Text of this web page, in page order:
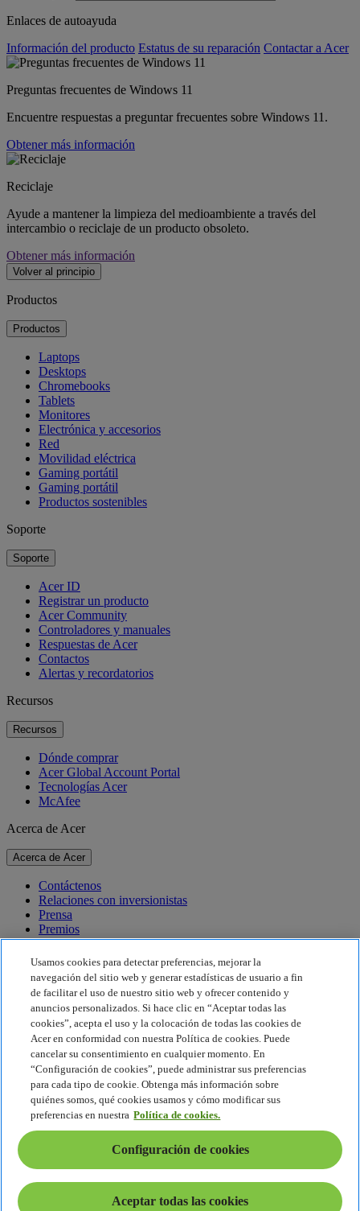
Enlaces de autoayuda
Información del producto Estatus de su reparación Contactar a Acer
Preguntas frecuentes de Windows 11
Encuentre respuestas a preguntar frecuentes sobre Windows 11.
Obtener más información
Reciclaje
Ayude a mantener la limpieza del medioambiente a través del
intercambio o reciclaje de un producto obsoleto.
Obtener más información
Volver al principio
Productos
Productos
Laptops
Desktops
Chromebooks
Tablets
Monitores
Electrónica y accesorios
Red
Movilidad eléctrica
Gaming portátil
Gaming portátil
Productos sostenibles
Soporte
Soporte
Acer ID
Registrar un producto
Acer Community
Controladores y manuales
Respuestas de Acer
Contactos
Alertas y recordatorios
Recursos
Recursos
Dónde comprar
Acer Global Account Portal
Tecnologías Acer
McAfee
Acerca de Acer
Acerca de Acer
Contáctenos
Relaciones con inversionistas
Prensa
Premios
Eventos
Sostenibilidad
Sostenibilidad
Responsabilidad social corporativa
Huella de carbono del producto
Proyecto Humanity
Earthion
Política de privacidad
Política de cookies
Aviso legal
Información legal adicional
Política de accesibilidad
Configuración de cookies
América Latina - Español
Usamos cookies para detectar preferencias, mejorar la
navegación del sitio web y generar estadísticas de usuario a fin
de facilitar el uso de nuestro sitio web y ofrecer contenido y
anuncios personalizados. Si hace clic en “Aceptar todas las
cookies”, acepta el uso y la colocación de todas las cookies de
Acer en conformidad con nuestra Política de cookies. Puede
cancelar su consentimiento en cualquier momento. En
“Configuración de cookies”, puede administrar sus preferencias
para cada tipo de cookie. Obtenga más información sobre
quiénes somos, qué cookies usamos y cómo modificar sus
preferencias en nuestra Política de cookies.
Configuración de cookies
Aceptar todas las cookies